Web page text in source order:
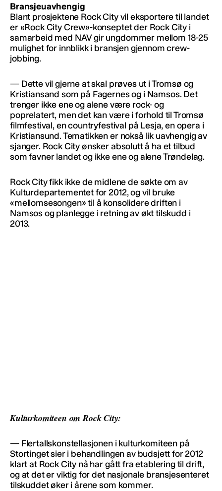
Bransjeuavhengig
Blant prosjektene Rock City vil eksportere til landet
er «Rock City Crew»-konseptet der Rock City i
samarbeid med NAV gir ungdommer mellom 18-25
mulighet for innblikk i bransjen gjennom crew-
jobbing.
— Dette vil gjerne at skal prøves ut i Tromsø og
Kristiansand som på Fagernes og i Namsos. Det
trenger ikke ene og alene være rock- og
poprelatert, men det kan være i forhold til Tromsø
filmfestival, en countryfestival på Lesja, en opera i
Kristiansund. Tematikken er nokså lik uavhengig av
sjanger. Rock City ønsker absolutt å ha et tilbud
som favner landet og ikke ene og alene Trøndelag.
Rock City fikk ikke de midlene de søkte om av
Kulturdepartementet for 2012, og vil bruke
«mellomsesongen» til å konsolidere driften i
Namsos og planlegge i retning av økt tilskudd i
2013.
Kulturkomiteen om Rock City:
— Flertallskonstellasjonen i kulturkomiteen på
Stortinget sier i behandlingen av budsjett for 2012
klart at Rock City nå har gått fra etablering til drift,
og at det er viktig for det nasjonale bransjesenteret
tilskuddet øker i årene som kommer.